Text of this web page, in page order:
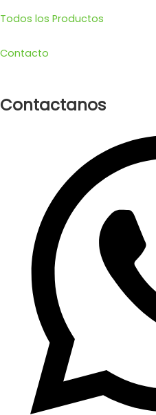
Todos los Productos
Contacto
Contactanos